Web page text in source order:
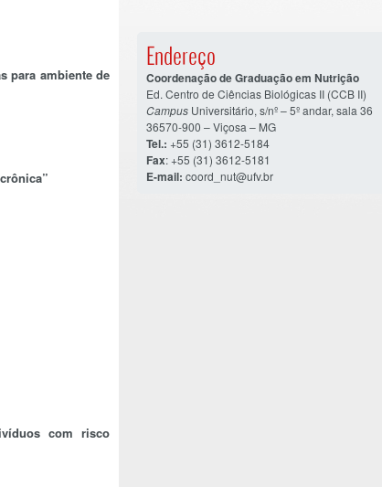
para ambiente de
com risco
Endereço
Coordenação de Graduação em Nutrição
Ed. Centro de Ciências Biológicas II (CCB II)
Campus Universitário, s/nº – 5º andar, sala 36
36570-900 – Viçosa – MG
Tel.: +55 (31) 3612-5184
Fax: +55 (31) 3612-5181
E-mail: coord_nut@ufv.br